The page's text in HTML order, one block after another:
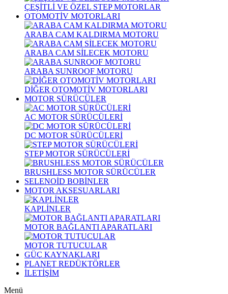
ÇEŞİTLİ VE ÖZEL STEP MOTORLAR
OTOMOTİV MOTORLARI
ARABA CAM KALDIRMA MOTORU
ARABA CAM SİLECEK MOTORU
ARABA SUNROOF MOTORU
DİĞER OTOMOTİV MOTORLARI
MOTOR SÜRÜCÜLER
AC MOTOR SÜRÜCÜLERİ
DC MOTOR SÜRÜCÜLERİ
STEP MOTOR SÜRÜCÜLERİ
BRUSHLESS MOTOR SÜRÜCÜLER
SELENOİD BOBİNLER
MOTOR AKSESUARLARI
KAPLİNLER
MOTOR BAĞLANTI APARATLARI
MOTOR TUTUCULAR
GÜÇ KAYNAKLARI
PLANET REDÜKTÖRLER
İLETİŞİM
Menü